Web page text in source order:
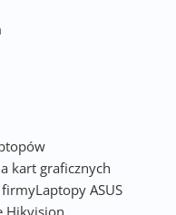
kart graficznych
firmyLaptopy ASUS
Hikvision